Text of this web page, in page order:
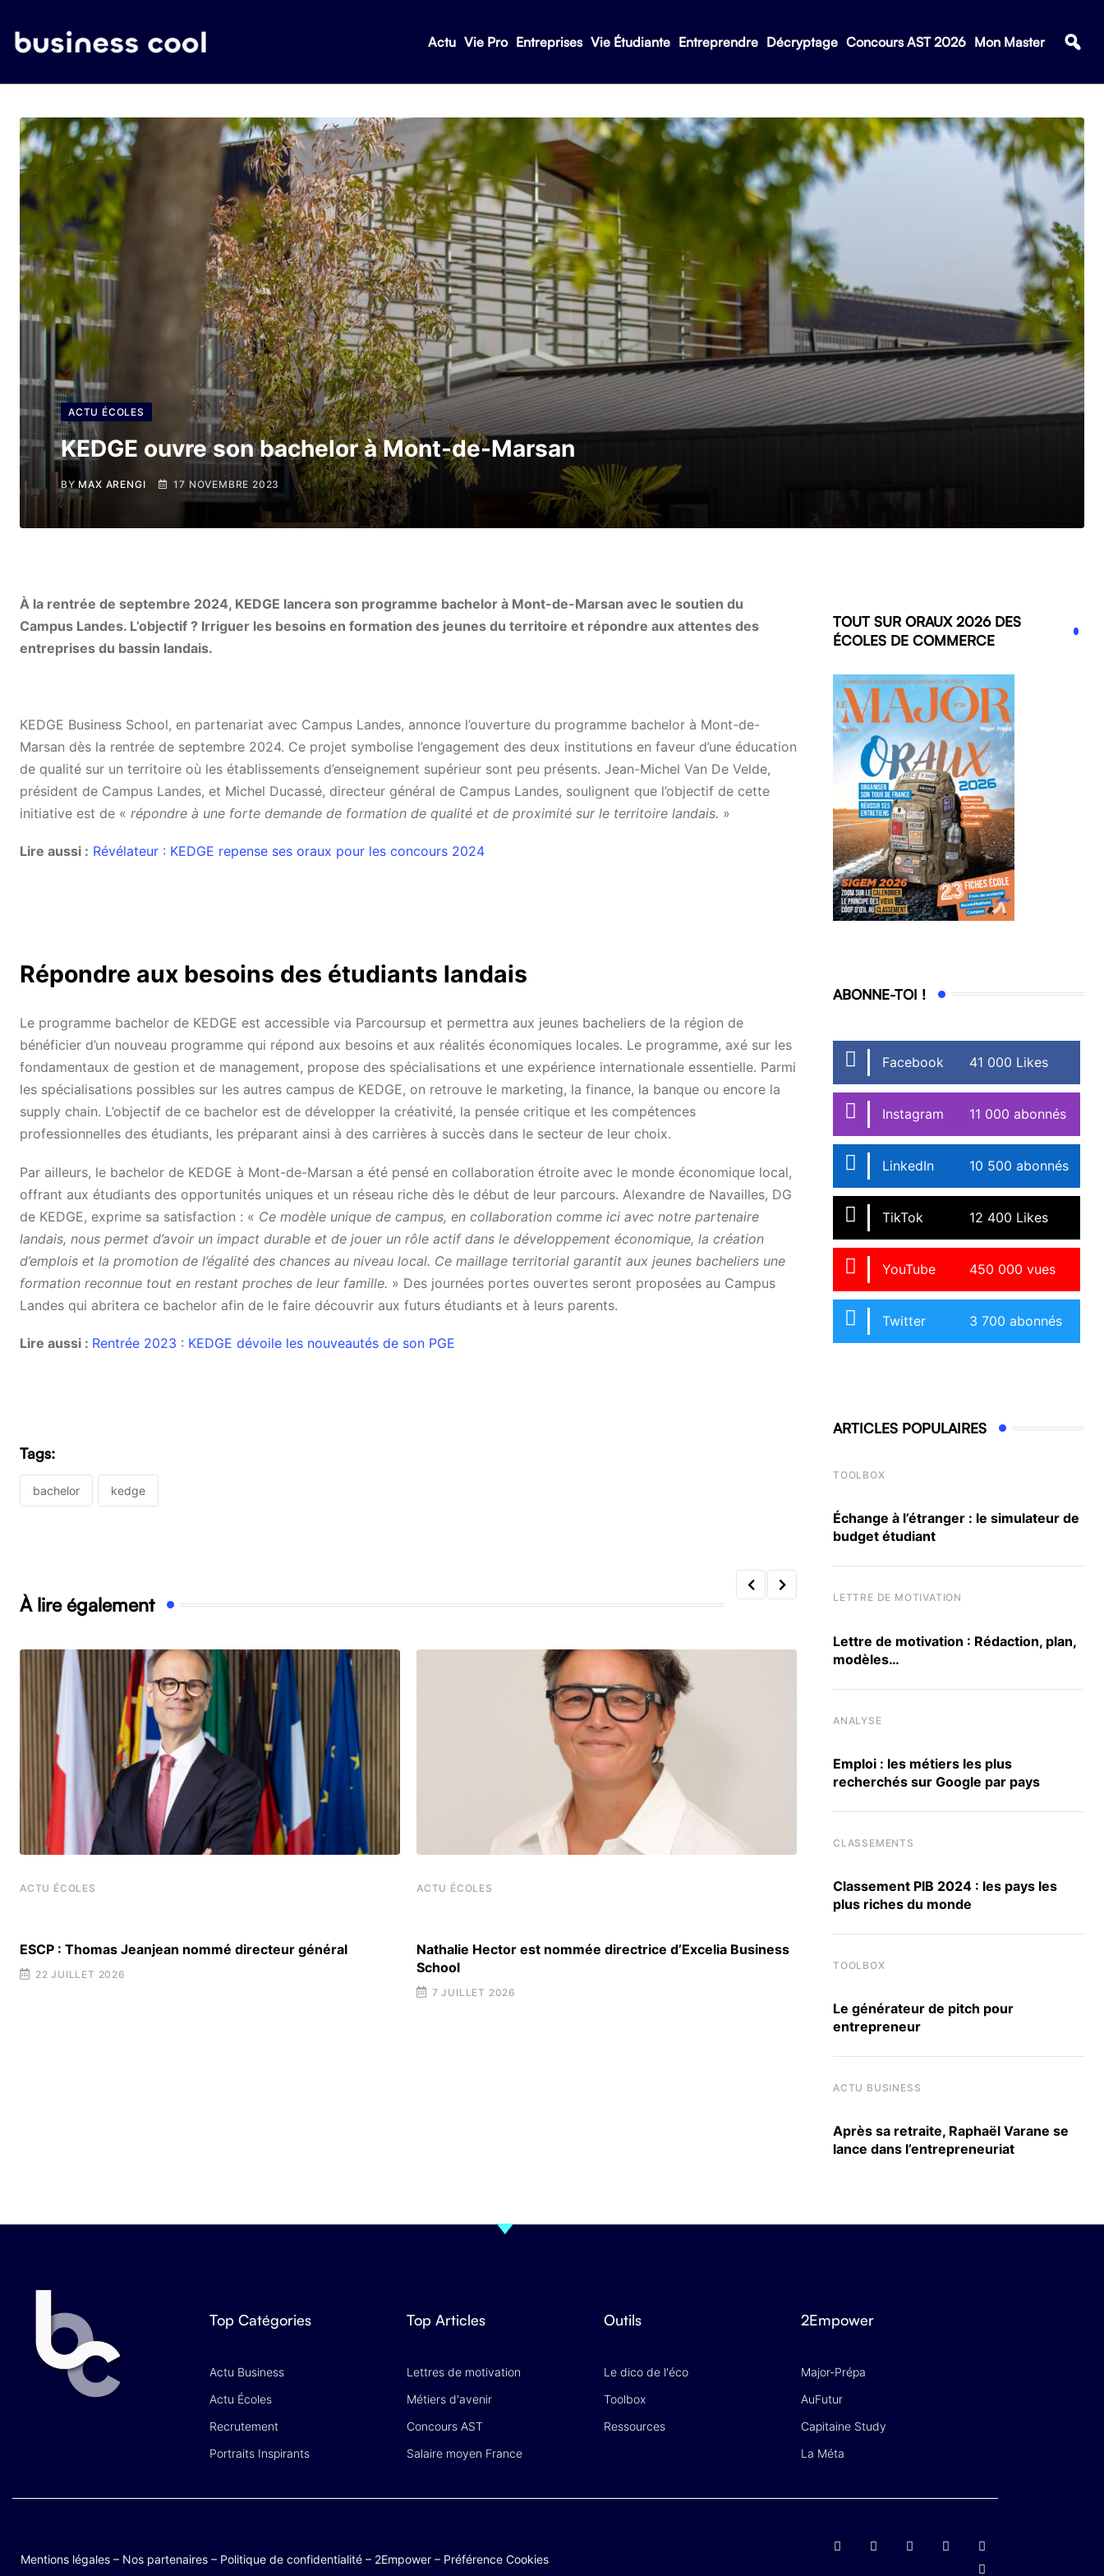
Actu Vie Pro Entreprises Vie Étudiante Entreprendre Décryptage Concours AST 2026 Mon Master
ACTU ÉCOLES
KEDGE ouvre son bachelor à Mont-de-Marsan
BY MAX ARENGI 17 NOVEMBRE 2023
À la rentrée de septembre 2024, KEDGE lancera son programme bachelor à Mont-de-Marsan avec le soutien du
Campus Landes. L’objectif ? Irriguer les besoins en formation des jeunes du territoire et répondre aux attentes des
entreprises du bassin landais.
KEDGE Business School, en partenariat avec Campus Landes, annonce l’ouverture du programme bachelor à Mont-de-
Marsan dès la rentrée de septembre 2024. Ce projet symbolise l’engagement des deux institutions en faveur d’une éducation
de qualité sur un territoire où les établissements d’enseignement supérieur sont peu présents. Jean-Michel Van De Velde,
président de Campus Landes, et Michel Ducassé, directeur général de Campus Landes, soulignent que l’objectif de cette
initiative est de « répondre à une forte demande de formation de qualité et de proximité sur le territoire landais. »
Lire aussi : Révélateur : KEDGE repense ses oraux pour les concours 2024
Répondre aux besoins des étudiants landais
Le programme bachelor de KEDGE est accessible via Parcoursup et permettra aux jeunes bacheliers de la région de
bénéficier d’un nouveau programme qui répond aux besoins et aux réalités économiques locales. Le programme, axé sur les
fondamentaux de gestion et de management, propose des spécialisations et une expérience internationale essentielle. Parmi
les spécialisations possibles sur les autres campus de KEDGE, on retrouve le marketing, la finance, la banque ou encore la
supply chain. L’objectif de ce bachelor est de développer la créativité, la pensée critique et les compétences
professionnelles des étudiants, les préparant ainsi à des carrières à succès dans le secteur de leur choix.
Par ailleurs, le bachelor de KEDGE à Mont-de-Marsan a été pensé en collaboration étroite avec le monde économique local,
offrant aux étudiants des opportunités uniques et un réseau riche dès le début de leur parcours. Alexandre de Navailles, DG
de KEDGE, exprime sa satisfaction : « Ce modèle unique de campus, en collaboration comme ici avec notre partenaire
landais, nous permet d’avoir un impact durable et de jouer un rôle actif dans le développement économique, la création
d’emplois et la promotion de l’égalité des chances au niveau local. Ce maillage territorial garantit aux jeunes bacheliers une
formation reconnue tout en restant proches de leur famille. » Des journées portes ouvertes seront proposées au Campus
Landes qui abritera ce bachelor afin de le faire découvrir aux futurs étudiants et à leurs parents.
Lire aussi : Rentrée 2023 : KEDGE dévoile les nouveautés de son PGE
Tags:
bachelor kedge
À lire également
ACTU ÉCOLES
ESCP : Thomas Jeanjean nommé directeur général
22 JUILLET 2026
ACTU ÉCOLES
Nathalie Hector est nommée directrice d’Excelia Business
School
7 JUILLET 2026
ACTU ÉCOLES
accords internationaux
TOUT SUR ORAUX 2026 DES
ÉCOLES DE COMMERCE
ABONNE-TOI !
Facebook 41 000 Likes
Instagram 11 000 abonnés
LinkedIn 10 500 abonnés
TikTok 12 400 Likes
YouTube 450 000 vues
Twitter 3 700 abonnés
ARTICLES POPULAIRES
TOOLBOX
Échange à l’étranger : le simulateur de
budget étudiant
LETTRE DE MOTIVATION
Lettre de motivation : Rédaction, plan,
modèles…
ANALYSE
Emploi : les métiers les plus
recherchés sur Google par pays
CLASSEMENTS
Classement PIB 2024 : les pays les
plus riches du monde
TOOLBOX
Le générateur de pitch pour
entrepreneur
ACTU BUSINESS
Après sa retraite, Raphaël Varane se
lance dans l’entrepreneuriat
Top Catégories
Actu Business
Actu Écoles
Recrutement
Portraits Inspirants
Top Articles
Lettres de motivation
Métiers d'avenir
Concours AST
Salaire moyen France
Outils
Le dico de l'éco
Toolbox
Ressources
2Empower
Major-Prépa
AuFutur
Capitaine Study
La Méta
Mentions légales – Nos partenaires – Politique de confidentialité – 2Empower – Préférence Cookies